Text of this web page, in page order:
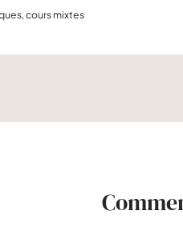
cours mixtes